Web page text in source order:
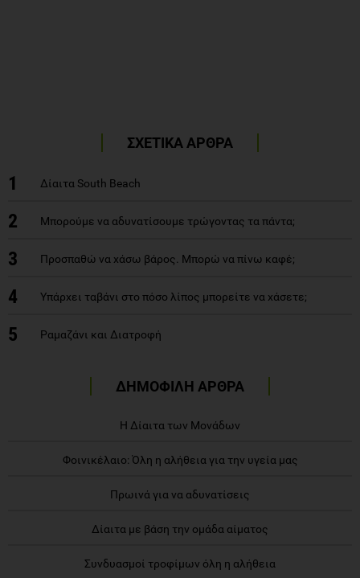
ΣΧΕΤΙΚΑ ΑΡΘΡΑ
1 Δίαιτα South Beach
2 Μπορούμε να αδυνατίσουμε τρώγοντας τα πάντα;
3 Προσπαθώ να χάσω βάρος. Μπορώ να πίνω καφέ;
4 Υπάρχει ταβάνι στο πόσο λίπος μπορείτε να χάσετε;
5 Ραμαζάνι και Διατροφή
ΔΗΜΟΦΙΛΗ ΑΡΘΡΑ
Η Δίαιτα των Μονάδων
Φοινικέλαιο: Όλη η αλήθεια για την υγεία μας
Πρωινά για να αδυνατίσεις
Δίαιτα με βάση την ομάδα αίματος
Συνδυασμοί τροφίμων όλη η αλήθεια